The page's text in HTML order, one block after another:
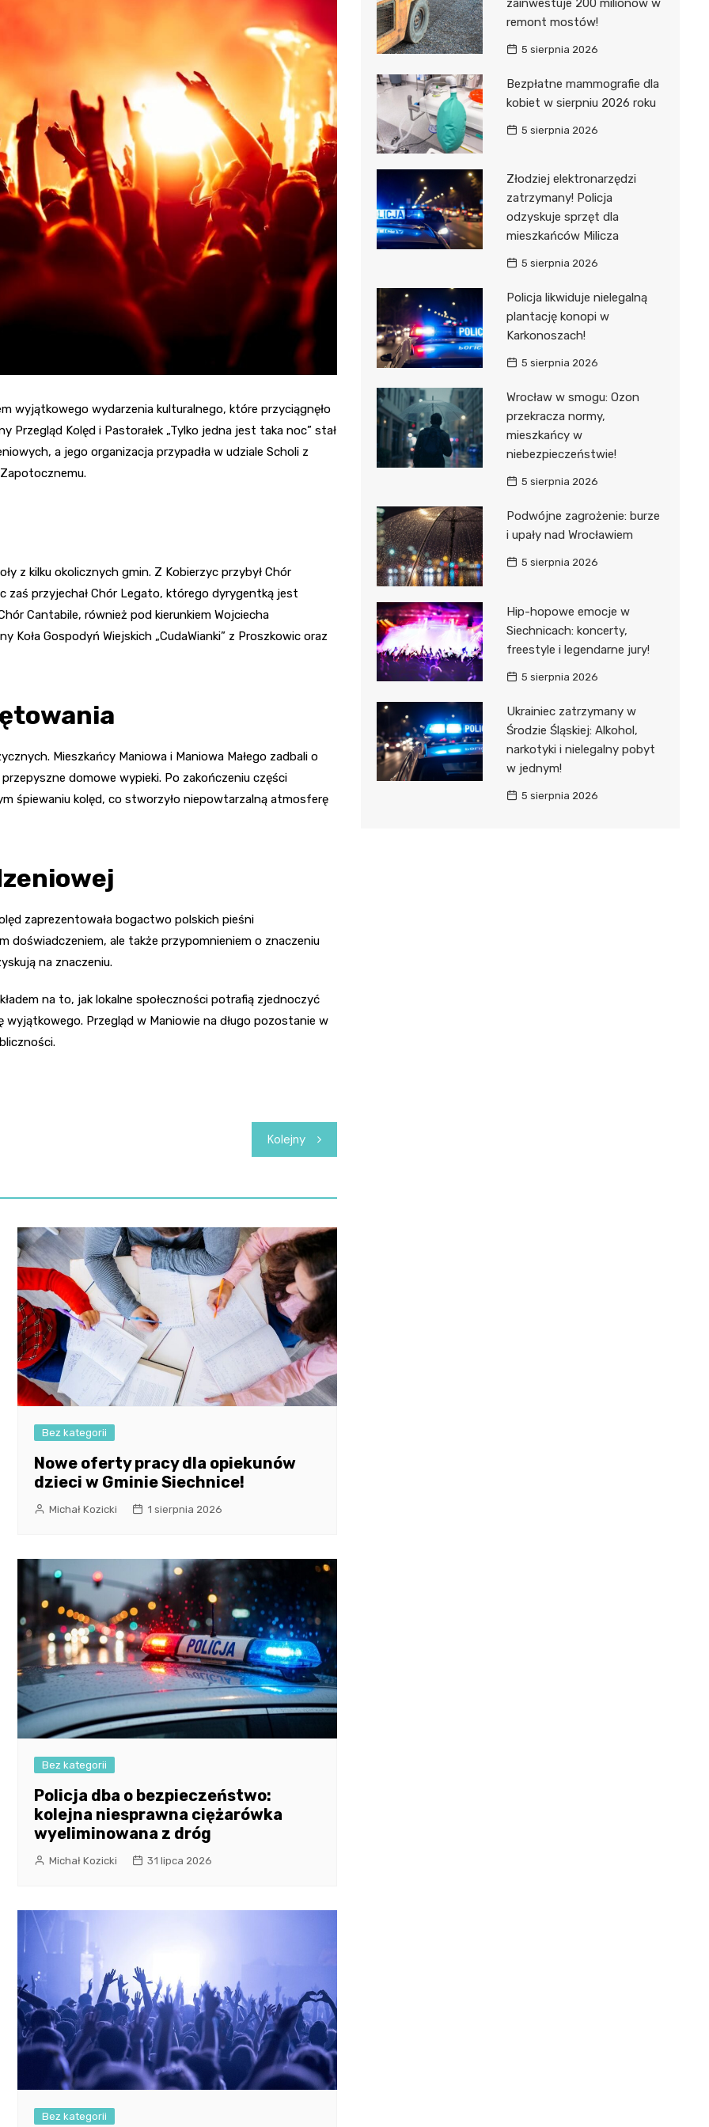
Kino
Poczta
wyjątkowego wydarzenia kulturalnego, które przyciągnęło
Przegląd Kolęd i Pastorałek „Tylko jedna jest taka noc” stał
a jego organizacja przypadła w udziale Scholi z
z kilku okolicznych gmin. Z Kobierzyc przybył Chór
zaś przyjechał Chór Legato, którego dyrygentką jest
Cantabile, również pod kierunkiem Wojciecha
Koła Gospodyń Wiejskich „CudaWianki” z Proszkowic oraz
Mieszkańcy Maniowa i Maniowa Małego zadbali o
domowe wypieki. Po zakończeniu części
śpiewaniu kolęd, co stworzyło niepowtarzalną atmosferę
zaprezentowała bogactwo polskich pieśni
doświadczeniem, ale także przypomnieniem o znaczeniu
na znaczeniu.
na to, jak lokalne społeczności potrafią zjednoczyć
Przegląd w Maniowie na długo pozostanie w
Kolejny
Bez kategorii
Nowe oferty pracy dla opiekunów
dzieci w Gminie Siechnice!
Michał Kozicki 1 sierpnia 2026
Bez kategorii
Policja dba o bezpieczeństwo:
kolejna niesprawna ciężarówka
wyeliminowana z dróg
Michał Kozicki 31 lipca 2026
Bez kategorii
zainwestuje 200 milionów w
remont mostów!
5 sierpnia 2026
Bezpłatne mammografie dla
kobiet w sierpniu 2026 roku
5 sierpnia 2026
Złodziej elektronarzędzi
zatrzymany! Policja
odzyskuje sprzęt dla
mieszkańców Milicza
5 sierpnia 2026
Policja likwiduje nielegalną
plantację konopi w
Karkonoszach!
5 sierpnia 2026
Wrocław w smogu: Ozon
przekracza normy,
mieszkańcy w
niebezpieczeństwie!
5 sierpnia 2026
Podwójne zagrożenie: burze
i upały nad Wrocławiem
5 sierpnia 2026
Hip-hopowe emocje w
Siechnicach: koncerty,
freestyle i legendarne jury!
5 sierpnia 2026
Ukrainiec zatrzymany w
Środzie Śląskiej: Alkohol,
narkotyki i nielegalny pobyt
w jednym!
5 sierpnia 2026